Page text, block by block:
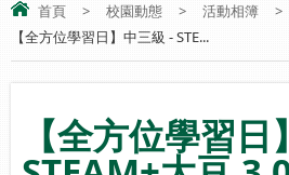
首頁 > 校園動態 > 活動相簿
>
【全方位學習日】中三級 - STE...
【全方位學習